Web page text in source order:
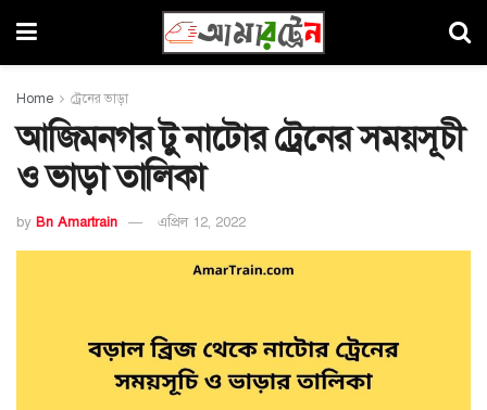
Home ট্রেনের ভাড়া
আজিমনগর টু নাটোর ট্রেনের সময়সূচী
ও ভাড়া তালিকা
by Bn Amartrain এপ্রিল 12, 2022